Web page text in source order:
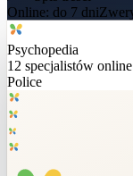
Online: do 7 dni
Psychopedia
12 specjalistów online
Police